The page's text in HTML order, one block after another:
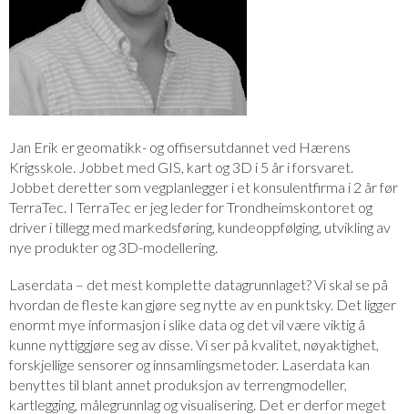
Jan Erik er geomatikk- og offisersutdannet ved Hærens
Krigsskole. Jobbet med GIS, kart og 3D i 5 år i forsvaret.
Jobbet deretter som vegplanlegger i et konsulentfirma i 2 år før
TerraTec. I TerraTec er jeg leder for Trondheimskontoret og
driver i tillegg med markedsføring, kundeoppfølging, utvikling av
nye produkter og 3D-modellering.
Laserdata – det mest komplette datagrunnlaget? Vi skal se på
hvordan de fleste kan gjøre seg nytte av en punktsky. Det ligger
enormt mye informasjon i slike data og det vil være viktig å
kunne nyttiggjøre seg av disse. Vi ser på kvalitet, nøyaktighet,
forskjellige sensorer og innsamlingsmetoder. Laserdata kan
benyttes til blant annet produksjon av terrengmodeller,
kartlegging, målegrunnlag og visualisering. Det er derfor meget